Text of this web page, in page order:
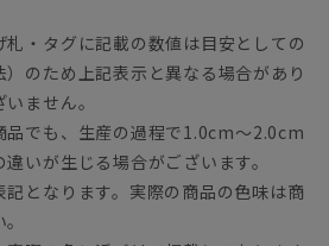
・タグに記載の数値は目安としての
のため上記表示と異なる場合があり
ません。
でも、生産の過程で1.0cm～2.0cm
いが生じる場合がございます。
となります。実際の商品の色味は商